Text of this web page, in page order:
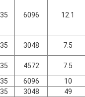
12.1
6096
7.5
3048
7.5
4572
10
6096
49
3048